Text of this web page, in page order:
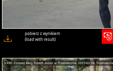
pobierz z wynikiem
(load with result)